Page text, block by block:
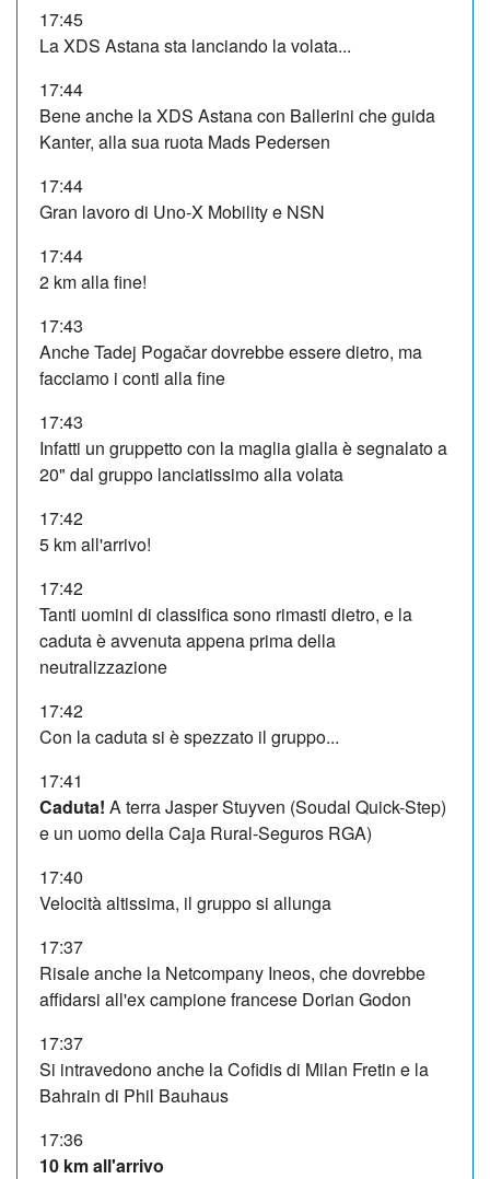
17:45
La XDS Astana sta lanciando la volata...
17:44
Bene anche la XDS Astana con Ballerini che guida
Kanter, alla sua ruota Mads Pedersen
17:44
Gran lavoro di Uno-X Mobility e NSN
17:44
2 km alla fine!
17:43
Anche Tadej Pogačar dovrebbe essere dietro, ma
facciamo i conti alla fine
17:43
Infatti un gruppetto con la maglia gialla è segnalato a
20" dal gruppo lanciatissimo alla volata
17:42
5 km all'arrivo!
17:42
Tanti uomini di classifica sono rimasti dietro, e la
caduta è avvenuta appena prima della
neutralizzazione
17:42
Con la caduta si è spezzato il gruppo...
17:41
Caduta! A terra Jasper Stuyven (Soudal Quick-Step)
e un uomo della Caja Rural-Seguros RGA)
17:40
Velocità altissima, il gruppo si allunga
17:37
Risale anche la Netcompany Ineos, che dovrebbe
affidarsi all'ex campione francese Dorian Godon
17:37
Si intravedono anche la Cofidis di Milan Fretin e la
Bahrain di Phil Bauhaus
17:36
10 km all'arrivo